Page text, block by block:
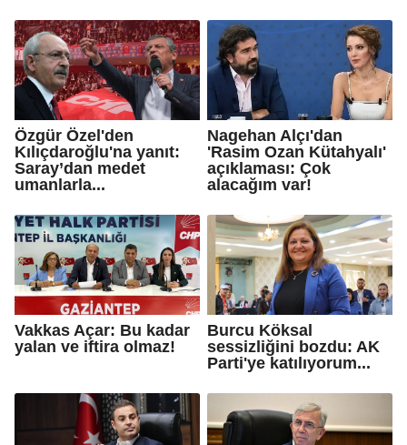
Özgür Özel'den
Kılıçdaroğlu'na yanıt:
Saray’dan medet
umanlarla...
Nagehan Alçı'dan
'Rasim Ozan Kütahyalı'
açıklaması: Çok
alacağım var!
Vakkas Açar: Bu kadar
yalan ve iftira olmaz!
Burcu Köksal
sessizliğini bozdu: AK
Parti'ye katılıyorum...